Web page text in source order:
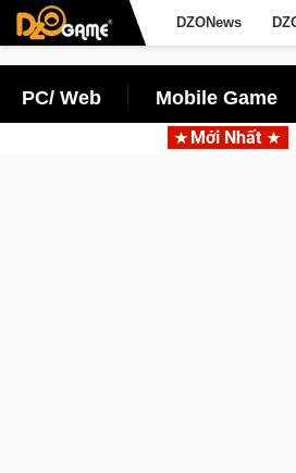
DZONews
PC/ Web Mobile Game
Mới Nhất
Nhập Closed Beta Norse Saga: Cửu Giới